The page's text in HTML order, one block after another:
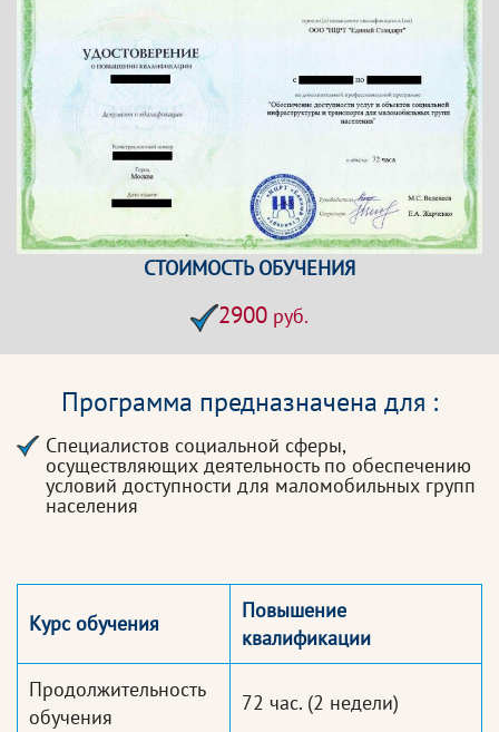
СТОИМОСТЬ ОБУЧЕНИЯ
2900 руб.
Программа предназначена для :
Специалистов социальной сферы,
осуществляющих деятельность по обеспечению
условий доступности для маломобильных групп
населения
Курс обучения
Повышение
квалификации
Продолжительность
обучения
72 час. (2 недели)